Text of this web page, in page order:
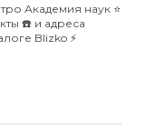
Академия наук ⭐️
☎️ и адреса
Blizko ⚡️